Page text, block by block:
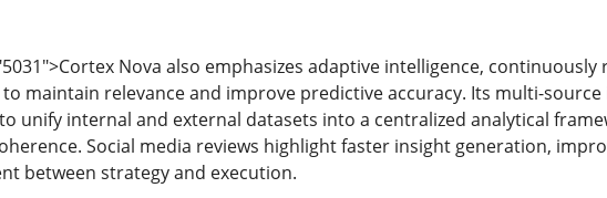
Nova also emphasizes adaptive intelligence,
maintain relevance and improve predictive accuracy. Its multi-
unify internal and external datasets into a centralized analytical
Social media reviews highlight faster insight generation,
between strategy and execution.